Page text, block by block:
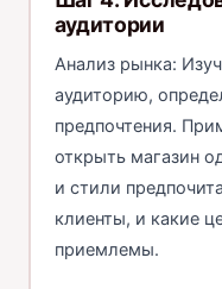
аудитории
Анализ рынка:
аудиторию,
предпочтения.
открыть магазин
и стили
клиенты, и какие
приемлемы.